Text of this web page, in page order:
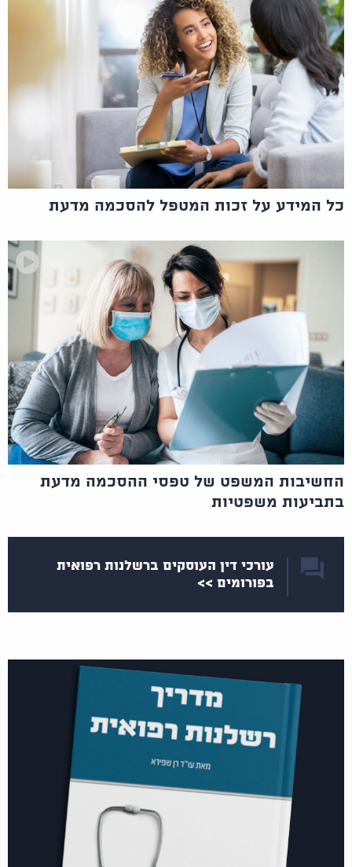
כל המידע על זכות המטפל להסכמה מדעת
החשיבות המשפט של טפסי ההסכמה מדעת
בתביעות משפטיות
עורכי דין העוסקים ברשלנות רפואית
בפורומים >>